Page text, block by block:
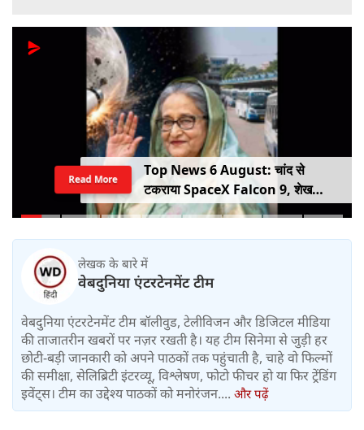
Top News 6 August: चांद से
टकराया SpaceX Falcon 9, शेख
हसीना की घर वापसी का ऐलान, MP में बस
Read More
लेखक के बारे में
वेबदुनिया एंटरटेनमेंट टीम
वेबदुनिया एंटरटेनमेंट टीम बॉलीवुड, टेलीविजन और डिजिटल मीडिया
की ताजातरीन खबरों पर नज़र रखती है। यह टीम सिनेमा से जुड़ी हर
छोटी-बड़ी जानकारी को अपने पाठकों तक पहुंचाती है, चाहे वो फिल्मों
की समीक्षा, सेलिब्रिटी इंटरव्यू, विश्लेषण, फोटो फीचर हो या फिर ट्रेंडिंग
इवेंट्स। टीम का उद्देश्य पाठकों को मनोरंजन.... और पढ़ें